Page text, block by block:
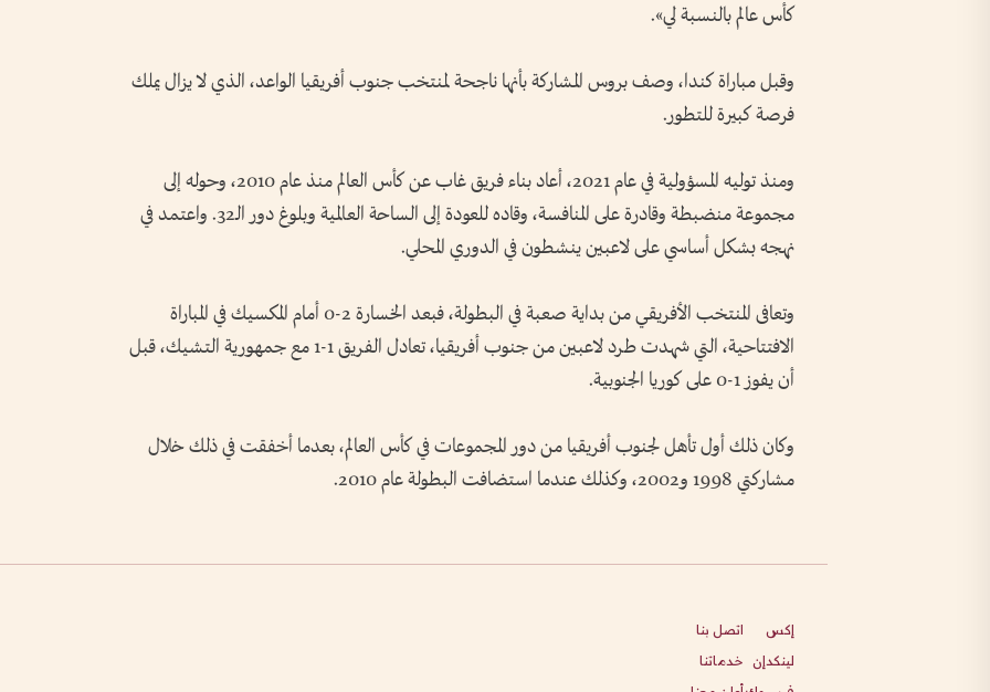
كأس عالم بالنسبة لي».
وقبل مباراة كندا، وصف بروس المشاركة بأنها ناجحة لمنتخب جنوب أفريقيا الواعد، الذي لا يزال يملك
فرصة كبيرة للتطور.
ومنذ توليه المسؤولية في عام 2021، أعاد بناء فريق غاب عن كأس العالم منذ عام 2010، وحوله إلى
مجموعة منضبطة وقادرة على المنافسة، وقاده للعودة إلى الساحة العالمية وبلوغ دور الـ32. واعتمد في
نهجه بشكل أساسي على لاعبين ينشطون في الدوري المحلي.
وتعافى المنتخب الأفريقي من بداية صعبة في البطولة، فبعد الخسارة 2-0 أمام المكسيك في المباراة
الافتتاحية، التي شهدت طرد لاعبين من جنوب أفريقيا، تعادل الفريق 1-1 مع جمهورية التشيك، قبل
أن يفوز 1-0 على كوريا الجنوبية.
وكان ذلك أول تأهل لجنوب أفريقيا من دور المجموعات في كأس العالم، بعدما أخفقت في ذلك خلال
مشاركتي 1998 و2002، وكذلك عندما استضافت البطولة عام 2010.
إكس
لينكدإن
اتصل بنا
خدماتنا